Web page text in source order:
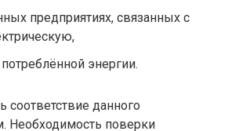
предприятиях, связанных с
энергии.
данного
Необходимость поверки